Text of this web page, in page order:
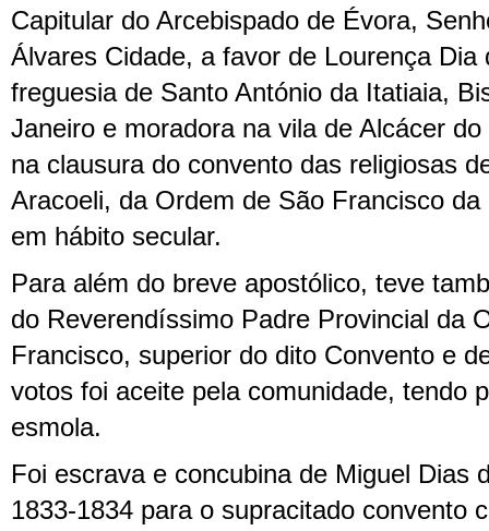
Capitular do Arcebispado de Évora,
Álvares Cidade, a favor de Lourença Dia
freguesia de Santo António da Itatiaia,
Janeiro e moradora na vila de Alcácer
na clausura do convento das religiosas
Aracoeli, da Ordem de São Francisco
em hábito secular.
Para além do breve apostólico, teve
do Reverendíssimo Padre Provincial da
Francisco, superior do dito Convento e
votos foi aceite pela comunidade, tendo
esmola.
Foi escrava e concubina de Miguel Dias
1833-1834 para o supracitado convento